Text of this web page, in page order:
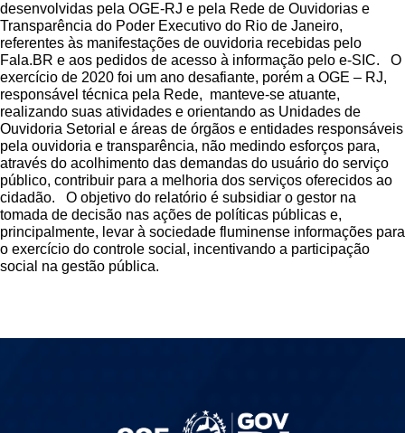
desenvolvidas pela OGE-RJ e pela Rede de Ouvidorias e
Transparência do Poder Executivo do Rio de Janeiro,
referentes às manifestações de ouvidoria recebidas pelo
Fala.BR e aos pedidos de acesso à informação pelo e-SIC.
O
exercício de 2020 foi um ano desafiante, porém a OGE – RJ,
responsável técnica pela Rede, manteve-se atuante,
realizando suas atividades e orientando as Unidades de
Ouvidoria Setorial e áreas de órgãos e entidades responsáveis
pela ouvidoria e transparência, não medindo esforços para,
através do acolhimento das demandas do usuário do serviço
público, contribuir para a melhoria dos serviços oferecidos ao
cidadão.
O objetivo do relatório é subsidiar o gestor na
tomada de decisão nas ações de políticas públicas e,
principalmente, levar à sociedade fluminense informações para
o exercício do controle social, incentivando a participação
social na gestão pública.